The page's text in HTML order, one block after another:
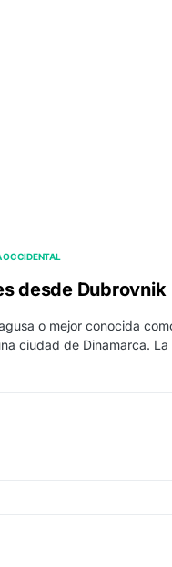
OCCIDENTAL
desde Dubrovnik
o mejor conocida
ciudad de Dinamarca.